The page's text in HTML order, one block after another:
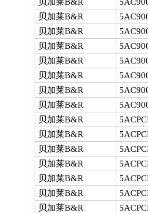
贝加莱B&R
贝加莱B&R
贝加莱B&R
贝加莱B&R
贝加莱B&R
贝加莱B&R
贝加莱B&R
贝加莱B&R
贝加莱B&R
贝加莱B&R
贝加莱B&R
贝加莱B&R
贝加莱B&R
贝加莱B&R